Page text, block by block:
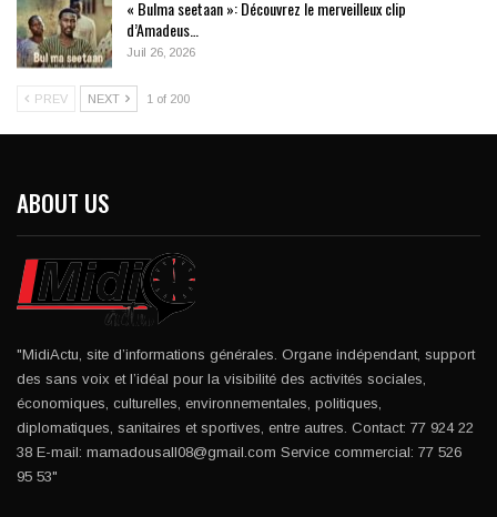
« Bulma seetaan »: Découvrez le merveilleux clip
d’Amadeus…
Juil 26, 2026
PREV NEXT 1 of 200
ABOUT US
"MidiActu, site d’informations générales. Organe indépendant, support
des sans voix et l’idéal pour la visibilité des activités sociales,
économiques, culturelles, environnementales, politiques,
diplomatiques, sanitaires et sportives, entre autres. Contact: 77 924 22
38 E-mail: mamadousall08@gmail.com Service commercial: 77 526
95 53"